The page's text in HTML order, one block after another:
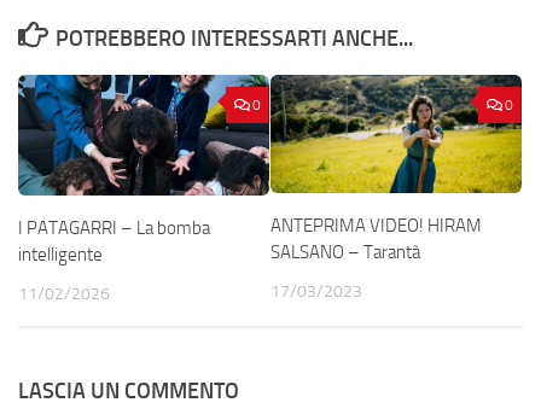
POTREBBERO INTERESSARTI ANCHE...
0
I PATAGARRI – La bomba
intelligente
11/02/2026
0
ANTEPRIMA VIDEO! HIRAM
SALSANO – Tarantà
17/03/2023
LASCIA UN COMMENTO